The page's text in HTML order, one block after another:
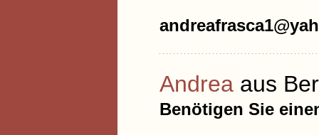
Andrea aus
Benötigen Sie